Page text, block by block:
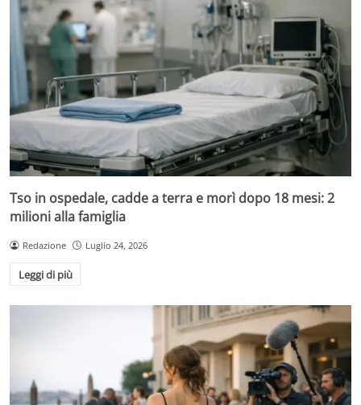
Tso in ospedale, cadde a terra e morì dopo 18 mesi: 2
milioni alla famiglia
Redazione Luglio 24, 2026
Leggi di più